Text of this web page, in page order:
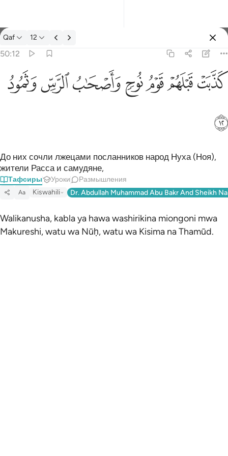
Тафсир: Qaf 50:12
Qaf 12
50:12
كذبت قبلهم قوم نوح واصحاب الرس وثمود ١٢
كَذَّبَتْ قَبْلَهُمْ قَوْمُ نُوحٍۢ وَأَصْحَـٰبُ ٱلرَّسِّ وَثَمُودُ ١٢
ﲫﲬﲭﲮﲯﲰﲱ
ﲲ
До них сочли лжецами посланников народ Нуха (Ноя),
жители Расса и самудяне,
Тафсиры Уроки Размышления
Aa Kiswahili Dr. Abdullah Muhammad Abu Bakr And Sheikh
Walikanusha, kabla ya hawa washirikina miongoni mwa
Makureshi, watu wa Nūḥ, watu wa Kisima na Thamūd.